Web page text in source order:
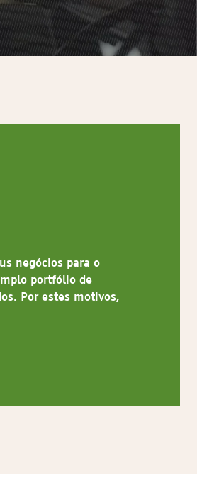
negócios para o
portfólio de
Por estes motivos,